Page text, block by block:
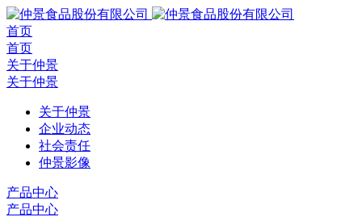
首页
首页
关于仲景
关于仲景
关于仲景
企业动态
社会责任
仲景影像
产品中心
产品中心